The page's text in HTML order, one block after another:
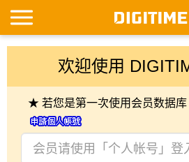
欢迎使用
★ 若您是第一次使用会员数据库